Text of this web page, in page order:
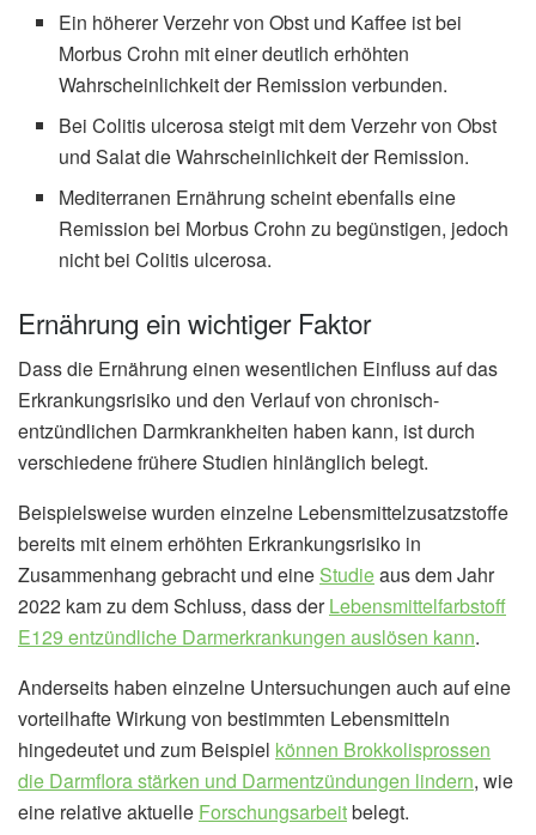
Ein höherer Verzehr von Obst und Kaffee ist bei
Morbus Crohn mit einer deutlich erhöhten
Wahrscheinlichkeit der Remission verbunden.
Bei Colitis ulcerosa steigt mit dem Verzehr von Obst
und Salat die Wahrscheinlichkeit der Remission.
Mediterranen Ernährung scheint ebenfalls eine
Remission bei Morbus Crohn zu begünstigen, jedoch
nicht bei Colitis ulcerosa.
Ernährung ein wichtiger Faktor
Dass die Ernährung einen wesentlichen Einfluss auf das
Erkrankungsrisiko und den Verlauf von chronisch-
entzündlichen Darmkrankheiten haben kann, ist durch
verschiedene frühere Studien hinlänglich belegt.
Beispielsweise wurden einzelne Lebensmittelzusatzstoffe
bereits mit einem erhöhten Erkrankungsrisiko in
Zusammenhang gebracht und eine Studieaus dem Jahr
2022 kam zu dem Schluss, dass derLebensmittelfarbstoff
E129 entzündliche Darmerkrankungen auslösen kann.
Anderseits haben einzelne Untersuchungen auch auf eine
vorteilhafte Wirkung von bestimmten Lebensmitteln
hingedeutet und zum Beispiel können Brokkolisprossen
die Darmflora stärken und Darmentzündungen lindern, wie
eine relative aktuelle Forschungsarbeitbelegt.